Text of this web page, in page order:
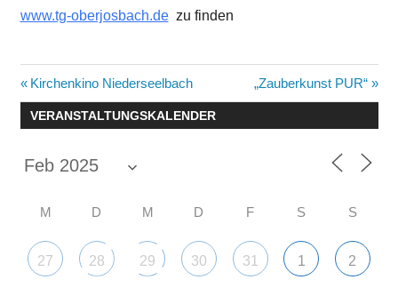
www.tg-oberjosbach.dezu finden
Beitragsnavigation
Vorheriger
Beitrag:
Kirchenkino Niederseelbach
Nächster
Beitrag:
„Zauberkunst PUR“
VERANSTALTUNGSKALENDER
M D M D F S S
27 28 29 30 31 1 2